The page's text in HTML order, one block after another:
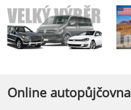
Online autopůjčovna